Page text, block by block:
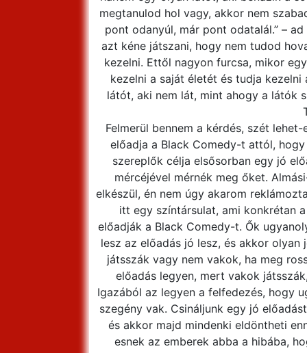
megtanulod hol vagy, akkor nem
pont odanyúl, már pont odatalál.” –
azt kéne játszani, hogy nem tudod
kezelni. Ettől nagyon furcsa, mikor
kezelni a saját életét és tudja
látót, aki nem lát, mint ahogy a látók
Felmerül bennem a kérdés, szét
előadja a Black Comedy-t attól,
szereplők célja elsősorban egy jó
mércéjével mérnék meg őket.
elkészül, én nem úgy akarom
itt egy színtársulat, ami konkrétan
előadják a Black Comedy-t. Ők
lesz az előadás jó lesz, és akkor
játsszák vagy nem vakok, ha meg
előadás legyen, mert vakok
Igazából az legyen a felfedezés, hogy
szegény vak. Csináljunk egy jó
és akkor majd mindenki eldöntheti
esnek az emberek abba a hibába,